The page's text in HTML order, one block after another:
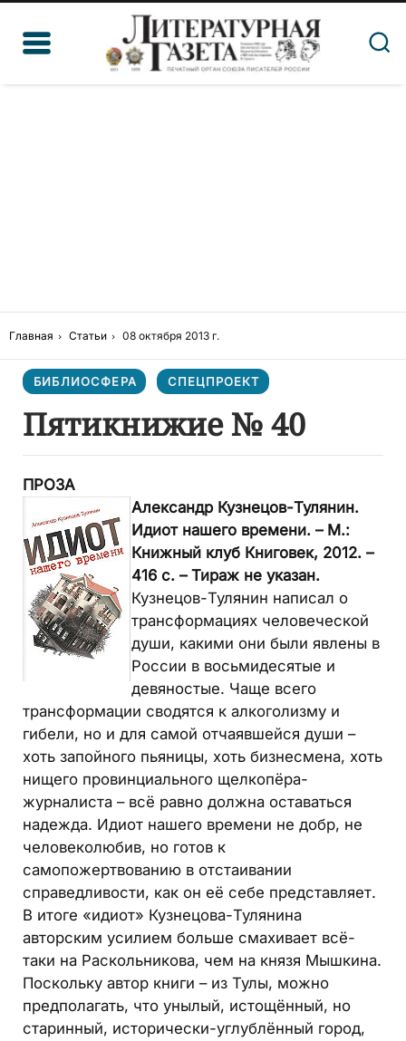
Главная Статьи 08 октября 2013 г.
БИБЛИОСФЕРА СПЕЦПРОЕКТ
Пятикнижие № 40
ПРОЗА
Александр Кузнецов-Тулянин.
Идиот нашего времени. – М.:
Книжный клуб Книговек, 2012. –
416 с. – Тираж не указан.
Кузнецов-Тулянин написал о
трансформациях человеческой
души, какими они были явлены в
России в восьмидесятые и
девяностые. Чаще всего
трансформации сводятся к алкоголизму и
гибели, но и для самой отчаявшейся души –
хоть запойного пьяницы, хоть бизнесмена, хоть
нищего провинциального щелкопёра-
журналиста – всё равно должна оставаться
надежда. Идиот нашего времени не добр, не
человеколюбив, но готов к
самопожертвованию в отстаивании
справедливости, как он её себе представляет.
В итоге «идиот» Кузнецова-Тулянина
авторским усилием больше смахивает всё-
таки на Раскольникова, чем на князя Мышкина.
Поскольку автор книги – из Тулы, можно
предполагать, что унылый, истощённый, но
старинный, исторически-углублённый город,